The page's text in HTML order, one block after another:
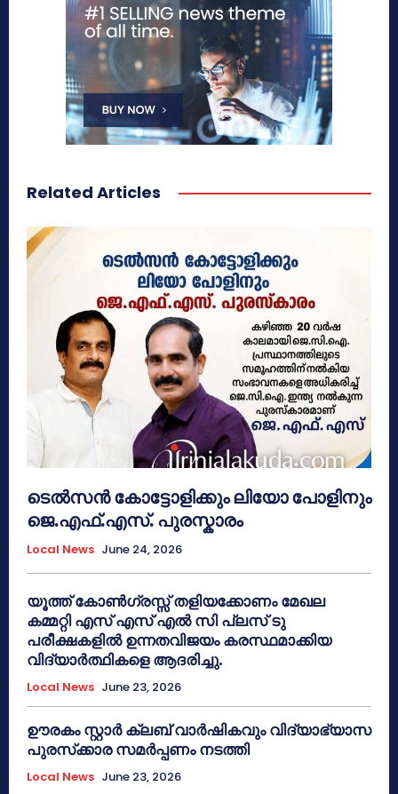
Related Articles
ടെൽസൻ കോട്ടോളിക്കും ലിയോ പോളിനും
ജെ.എഫ്.എസ്. പുരസ്കാരം
Local News June 24, 2026
യൂത്ത് കോൺഗ്രസ്സ് തളിയക്കോണം മേഖല
കമ്മറ്റി എസ് എസ് എൽ സി പ്ലസ് ടു
പരീക്ഷകളിൽ ഉന്നതവിജയം കരസ്ഥമാക്കിയ
വിദ്യാർത്ഥികളെ ആദരിച്ചു.
Local News June 23, 2026
ഊരകം സ്റ്റാർ ക്ലബ് വാർഷികവും വിദ്യാഭ്യാസ
പുരസ്‌ക്കാര സമർപ്പണം നടത്തി
Local News June 23, 2026